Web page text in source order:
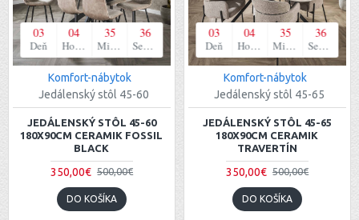
03
Deň
04
Hodina
35
Minúta
35
Sekunda
Komfort-nábytok
Jedálenský stôl 45-60
JEDÁLENSKÝ STÔL 45-60
180X90CM CERAMIK FOSSIL
BLACK
350,00€ 500,00€
DO KOŠÍKA
03
Deň
04
Hodina
35
Minúta
35
Sekunda
Komfort-nábytok
Jedálenský stôl 45-65
JEDÁLENSKÝ STÔL 45-65
180X90CM CERAMIK
TRAVERTÍN
350,00€ 500,00€
DO KOŠÍKA